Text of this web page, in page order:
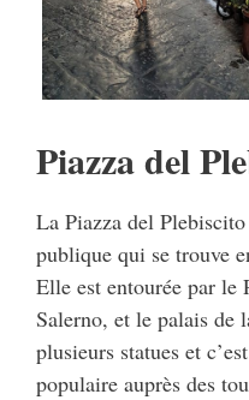
Piazza del
La Piazza del
publique qui se trouve
Elle est entourée par le
Salerno, et le palais de
plusieurs statues et
populaire auprès des